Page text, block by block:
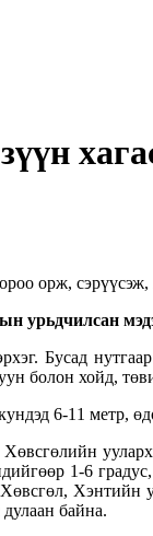
орж,
урьдчилсан
Бусад
болон хойд,
6-11 метр,
1-6
дулаан байна.